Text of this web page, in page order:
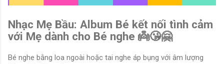
Nhạc Mẹ Bầu: Album Bé kết nối tình cảm
với Mẹ dành cho Bé nghe 👼😘🤗
Bé nghe bằng loa ngoài hoặc tai nghe áp bụng với âm lượng